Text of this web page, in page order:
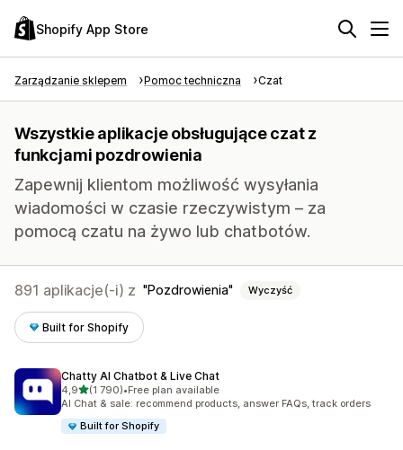
Shopify App Store
Zarządzanie sklepem Pomoc techniczna Czat
Wszystkie aplikacje obsługujące czat z
funkcjami pozdrowienia
Zapewnij klientom możliwość wysyłania
wiadomości w czasie rzeczywistym – za
pomocą czatu na żywo lub chatbotów.
891 aplikacje(-i) z Pozdrowienia Wyczyść
Built for Shopify
Chatty AI Chatbot & Live Chat
4,9na 5 gwiazdek
(1 790)
Łączna liczba recenzji: 1790
•Free plan available
AI Chat & sale: recommend products, answer FAQs, track orders
Built for Shopify